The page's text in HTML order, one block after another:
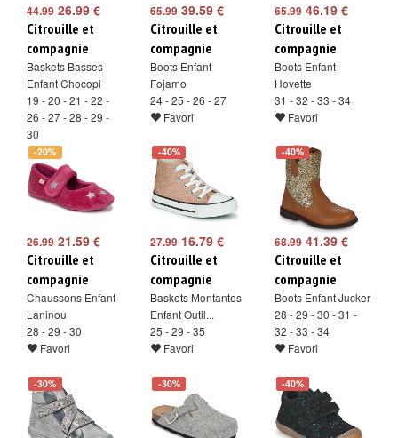
44.99 26.99 €
Citrouille et
compagnie
Baskets Basses
Enfant Chocopi
19 - 20 - 21 - 22 -
26 - 27 - 28 - 29 -
30
Favori
65.9939.59 €
Citrouille et
compagnie
Boots Enfant
Fojamo
24 - 25 - 26 - 27
Favori
65.9946.19 €
Citrouille et
compagnie
Boots Enfant
Hovette
31 - 32 - 33 - 34
Favori
-20%
26.99 21.59 €
Citrouille et
compagnie
Chaussons Enfant
Laninou
28 - 29 - 30
Favori
-40%
27.9916.79 €
Citrouille et
compagnie
Baskets Montantes
Enfant Outil...
25 - 29 - 35
Favori
-40%
68.9941.39 €
Citrouille et
compagnie
Boots Enfant Jucker
28 - 29 - 30 - 31 -
32 - 33 - 34
Favori
-30% -30% -40%